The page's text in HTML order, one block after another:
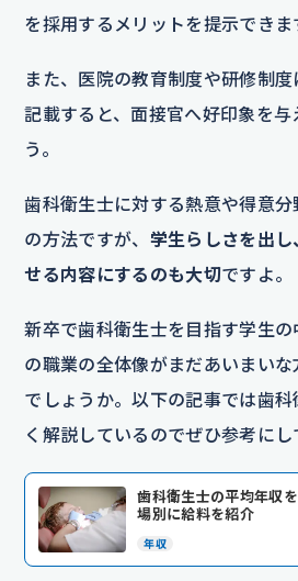
を採用するメリットを提示できま
また、医院の教育制度や研修制
記載すると、面接官へ好印象を与
う。
歯科衛生士に対する熱意や得意分
の方法ですが、 学生らしさを出
せる内容にするのも大切ですよ。
新卒で歯科衛生士を目指す学生
の職業の全体像がまだあいまい
でしょうか。以下の記事では歯
く解説しているのでぜひ参考にし
歯科衛生士の平均年収
場別に給料を紹介
年収